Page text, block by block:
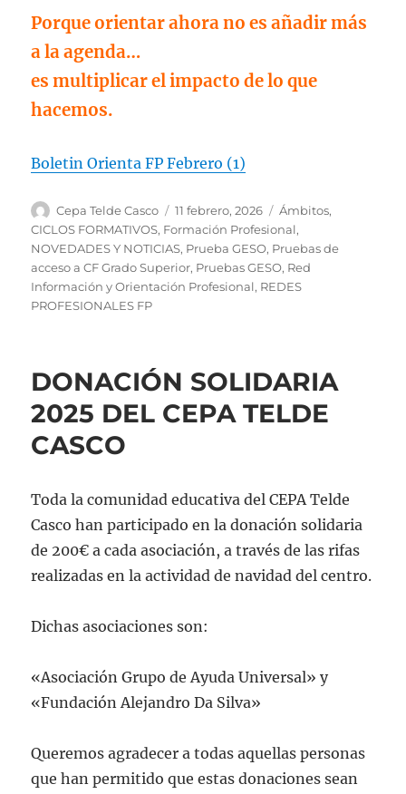
Porque orientar ahora no es añadir más
a la agenda…
es multiplicar el impacto de lo que
hacemos.
Boletin Orienta FP Febrero (1)
Autor
Cepa Telde Casco
Publicado
el
11 febrero, 2026 Categorías
Ámbitos,
CICLOS FORMATIVOS, Formación Profesional,
NOVEDADES Y NOTICIAS, Prueba GESO, Pruebas de
acceso a CF Grado Superior, Pruebas GESO, Red
Información y Orientación Profesional, REDES
PROFESIONALES FP
DONACIÓN SOLIDARIA
2025 DEL CEPA TELDE
CASCO
Toda la comunidad educativa del CEPA Telde
Casco han participado en la donación solidaria
de 200€ a cada asociación, a través de las rifas
realizadas en la actividad de navidad del centro.
Dichas asociaciones son:
«Asociación Grupo de Ayuda Universal» y
«Fundación Alejandro Da Silva»
Queremos agradecer a todas aquellas personas
que han permitido que estas donaciones sean